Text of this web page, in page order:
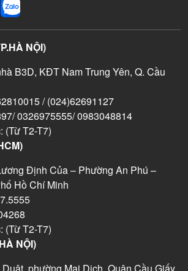
NỘI)
B3D, KĐT Nam Trung Yên, Q. Cầu
/ (024)62691127
0326975555/ 0983048814
(Từ T2-T7)
Định Của – Phường An Phú –
Hồ Chí Minh
(Từ T2-T7)
NỘI)
phường Mai Dịch, Quận Cầu Giấy,